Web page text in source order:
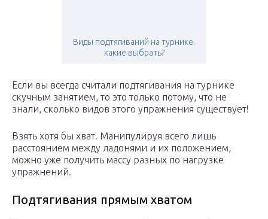
Виды подтягиваний на турнике.
какие выбрать?
Если вы всегда считали подтягивания на турнике
скучным занятием, то это только потому, что не
знали, сколько видов этого упражнения существует!
Взять хотя бы хват. Манипулируя всего лишь
расстоянием между ладонями и их положением,
можно уже получить массу разных по нагрузке
упражнений.
Подтягивания прямым хватом